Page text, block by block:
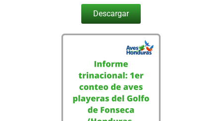
Descargar